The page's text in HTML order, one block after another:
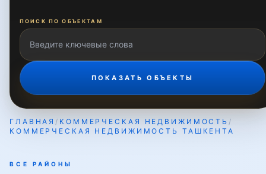
ПОИСК ПО ОБЪЕКТАМ
ПОКАЗАТЬ ОБЪЕКТЫ
ГЛАВНАЯ / КОММЕРЧЕСКАЯ НЕДВИЖИМОСТЬ /
КОММЕРЧЕСКАЯ НЕДВИЖИМОСТЬ ТАШКЕНТА
ВСЕ РАЙОНЫ